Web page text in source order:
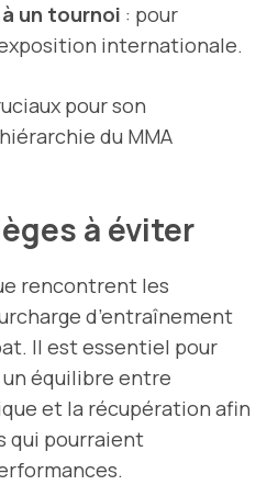
un tournoi : pour
internationale.
pour son
du MMA
à éviter
rencontrent les
d’entraînement
Il est essentiel pour
équilibre entre
et la récupération afin
qui pourraient